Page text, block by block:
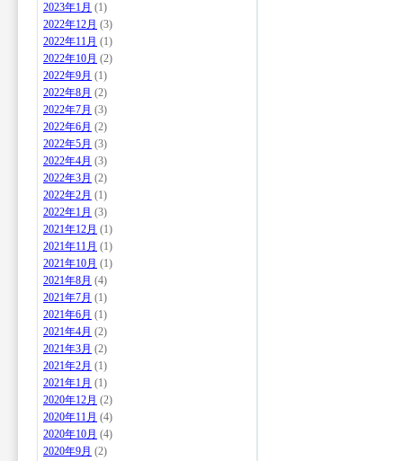
2023年1月 (1)
2022年12月 (3)
2022年11月 (1)
2022年10月 (2)
2022年9月 (1)
2022年8月 (2)
2022年7月 (3)
2022年6月 (2)
2022年5月 (3)
2022年4月 (3)
2022年3月 (2)
2022年2月 (1)
2022年1月 (3)
2021年12月 (1)
2021年11月 (1)
2021年10月 (1)
2021年8月 (4)
2021年7月 (1)
2021年6月 (1)
2021年4月 (2)
2021年3月 (2)
2021年2月 (1)
2021年1月 (1)
2020年12月 (2)
2020年11月 (4)
2020年10月 (4)
2020年9月 (2)